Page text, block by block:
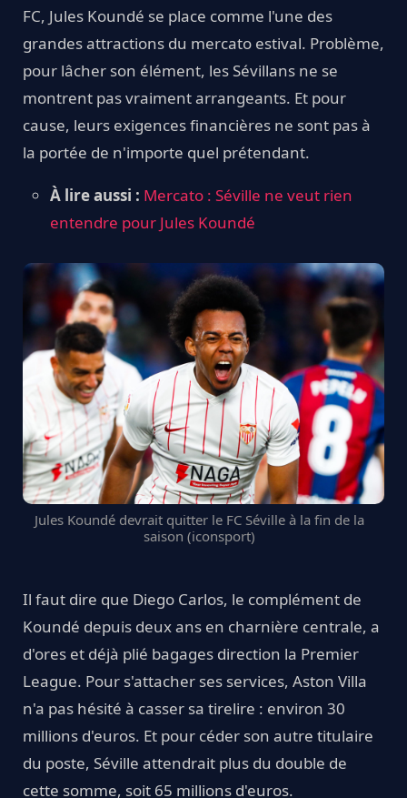
FC, Jules Koundé se place comme l'une des
grandes attractions du mercato estival. Problème,
pour lâcher son élément, les Sévillans ne se
montrent pas vraiment arrangeants. Et pour
cause, leurs exigences financières ne sont pas à
la portée de n'importe quel prétendant.
À lire aussi : Mercato : Séville ne veut rien
entendre pour Jules Koundé
Jules Koundé devrait quitter le FC Séville à la fin de la
saison (iconsport)
Il faut dire que Diego Carlos, le complément de
Koundé depuis deux ans en charnière centrale, a
d'ores et déjà plié bagages direction la Premier
League. Pour s'attacher ses services, Aston Villa
n'a pas hésité à casser sa tirelire : environ 30
millions d'euros. Et pour céder son autre titulaire
du poste, Séville attendrait plus du double de
cette somme, soit 65 millions d'euros.